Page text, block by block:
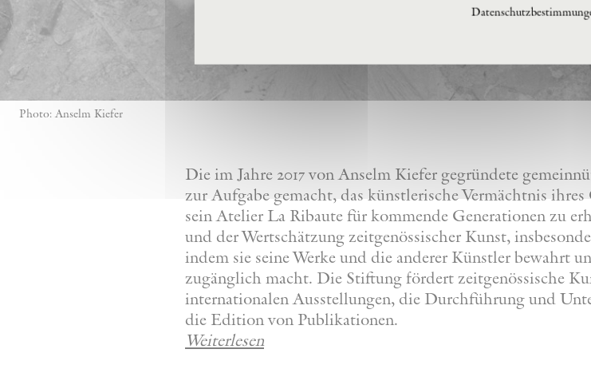
Photo: Anselm Kiefer
Die im Jahre 2017 von Anselm Kiefer gegründete
zur Aufgabe gemacht, das künstlerische Vermächtnis
sein Atelier La Ribaute für kommende Generationen zu
und der Wertschätzung zeitgenössischer Kunst,
indem sie seine Werke und die anderer Künstler bewahrt
zugänglich macht. Die Stiftung fördert zeitgenössische
internationalen Ausstellungen, die Durchführung und
die Edition von Publikationen.
Weiterlesen